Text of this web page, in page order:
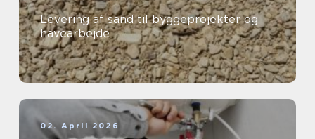
Levering af sand til byggeprojekter og
havearbejde
02. April 2026